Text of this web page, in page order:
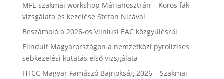
MFE szakmai workshop Márianosztrán – Koros fák
vizsgálata és kezelése Stefan Nicával
Beszámoló a 2026-os Vilniusi EAC közgyűlésről
Elindult Magyarországon a nemzetközi pyrolízises
sebkezelési kutatás első vizsgálata
HTCC Magyar Famászó Bajnokság 2026 – Szakmai